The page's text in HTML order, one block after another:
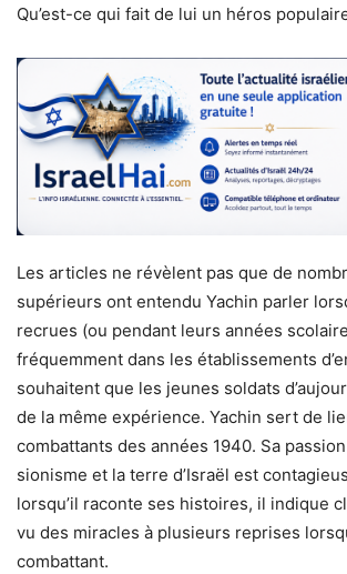
Qu’est-ce qui fait de lui un héros
Les articles ne révèlent pas que de
supérieurs ont entendu Yachin parler
recrues (ou pendant leurs années
fréquemment dans les établissements
souhaitent que les jeunes soldats
de la même expérience. Yachin sert de
combattants des années 1940. Sa
sionisme et la terre d’Israël est
lorsqu’il raconte ses histoires, il indique
vu des miracles à plusieurs reprises
combattant.